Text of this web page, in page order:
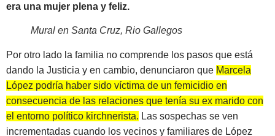
era una mujer plena y feliz.
Mural en Santa Cruz, Rio Gallegos
Por otro lado la familia no comprende los pasos que está
dando la Justicia y en cambio, denunciaron que Marcela
López podría haber sido víctima de un femicidio en
consecuencia de las relaciones que tenía su ex marido con
el entorno político kirchnerista. Las sospechas se ven
incrementadas cuando los vecinos y familiares de López